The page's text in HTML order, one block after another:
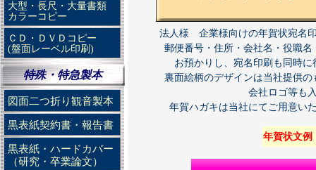
大型・長尺・大量書類
カラーコピー
ＣＤ・ＤＶＤコピー
(盤面レーベル印刷)
特殊・特急製本
図面二つ折り観音製本
黒表紙契約書・報告書
黒表紙・ハードカバー
（研究・卒業論文）
法人様 企業様向けの年賀状宛名
郵便番号・住所・会社名・役職
お預かりし、宛名印刷も同時
裏面絵柄のデザインは当社提供
会社ロゴ等も
年賀ハガキは当社にてご用意い
年賀状文例